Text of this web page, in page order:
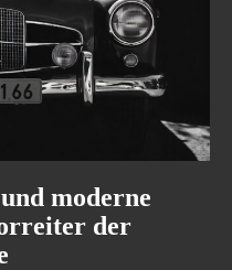
moderne
der